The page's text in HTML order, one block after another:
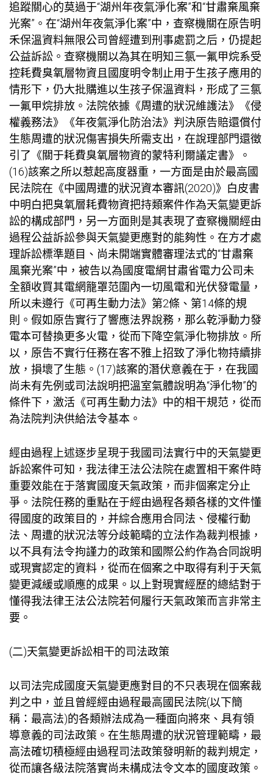
追蹤關心的莫過于“湖州年夜氣淨化案”和“甘肅棄風棄
光案”。在“湖州年夜氣淨化案”中，查察機關在原告明
禾保溫資料無限公司曾經遭到刑事處罰之后，仍提起
公益訴訟。查察機關以為其在明知三氯一氟甲烷系受
控耗費臭氧層物資且國度明令制止用于生孩子應用的
情形下，仍大批購進以生孩子保溫資料，形成了三氯
一氟甲烷排放。法院依據《周遭的狀況維護法》《侵
權義務法》《年夜氣淨化防治法》判決原告賠還償付
生態周遭的狀況傷害損失所需支出，在說理部門還徵
引了《關于耗費臭氧層物資的蒙特利爾議定書》。
(16)該案之所以惹起高度器重，一方面是由於最高國
民法院在《中國周遭的狀況資本審訊(2020)》白皮書
中明白把臭氧層耗費物資把持類案件作為天氣變更訴
訟的構成部門，另一方面則是其表現了查察機關經由
過程公益訴訟參與天氣變更應對的能夠性。在方才處
理訴訟標準題目、尚未開端實體審理法式的“甘肅棄
風棄光案”中，被告以為國度電網甘肅省電力公司未
全額收買其電網籠罩范圍內一切風電和光伏發電量，
所以未遵行《可再生動力法》第2條、第14條的規
則。假如原告實行了響應法界說務，那么乾淨動力發
電本可替換更多火電，從而下降空氣淨化物排放。所
以，原告不實行任務在客不雅上招致了淨化物持續排
放，損壞了生態。(17)該案的潛伏意義在于，在我國
尚未有先例或司法說明把溫室氣體說明為“淨化物”的
條件下，激活《可再生動力法》中的相干規范，從而
為法院判決供給法令基本。
經由過程上述逐步呈現于我國司法實行中的天氣變更
訴訟案件可知，我法律王法公法院在處置相干案件時
重要效能在于落實國度天氣政策，而非個案定分止
爭。法院任務的重點在于經由過程各類各樣的文件懂
得國度的政策目的，并綜合應用合同法、侵權行動
法、周遭的狀況法等分歧範疇的立法作為裁判根據，
以不具有法令拘謹力的政策和國際公約作為合同說明
或現實認定的資料，從而在個案之中取得有利于天氣
變更減緩或順應的成果。以上對現實經歷的總結對于
懂得我法律王法公法院若何履行天氣政策而言非常主
要。
(二)天氣變更訴訟相干的司法政策
以司法完成國度天氣變更應對目的不只表現在個案裁
判之中，並且曾經經由過程最高國民法院(以下簡
稱：最高法)的各類辦法成為一種面向將來、具有領
導意義的司法政策。在生態周遭的狀況管理範疇，最
高法確切積極經由過程司法政策發明新的裁判規定，
從而讓各級法院落實尚未構成法令文本的國度政策。